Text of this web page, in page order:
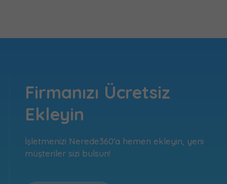
Firmanızı Ücretsiz
Ekleyin
İşletmenizi Nerede360'a hemen ekleyin, yeni
müşteriler sizi bulsun!